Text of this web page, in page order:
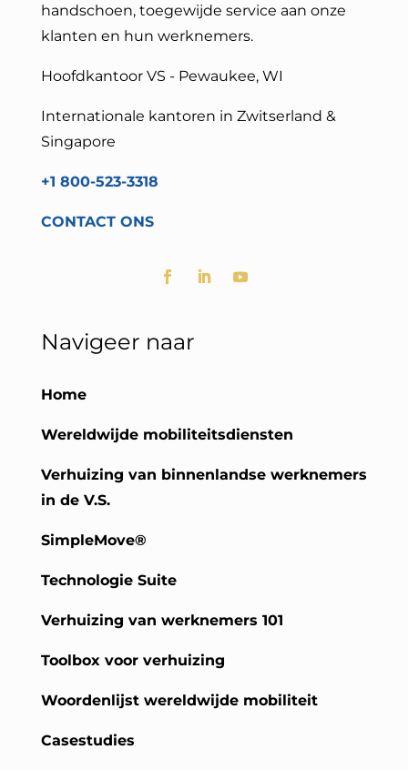
handschoen, toegewijde service aan onze
klanten en hun werknemers.
Hoofdkantoor VS - Pewaukee, WI
Internationale kantoren in Zwitserland &
Singapore
+1 800-523-3318
CONTACT ONS
Navigeer naar
Home
Wereldwijde mobiliteitsdiensten
Verhuizing van binnenlandse werknemers
in de V.S.
SimpleMove®
Technologie Suite
Verhuizing van werknemers 101
Toolbox voor verhuizing
Woordenlijst wereldwijde mobiliteit
Casestudies